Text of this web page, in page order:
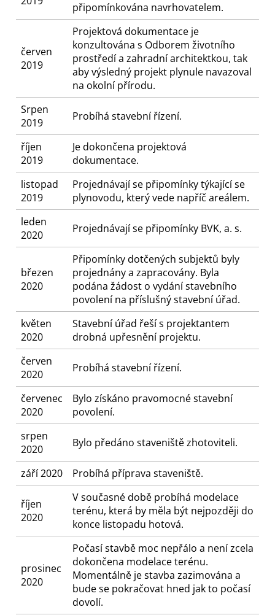
připomínkována navrhovatelem.
červen
2019
Projektová dokumentace je
konzultována s Odborem životního
prostředí a zahradní architektkou, tak
aby výsledný projekt plynule navazoval
na okolní přírodu.
Srpen
2019
Probíhá stavební řízení.
říjen
2019
Je dokončena projektová
dokumentace.
listopad
2019
Projednávají se připomínky týkající se
plynovodu, který vede napříč areálem.
leden
2020
Projednávají se připomínky BVK, a. s.
březen
2020
Připomínky dotčených subjektů byly
projednány a zapracovány. Byla
podána žádost o vydání stavebního
povolení na příslušný stavební úřad.
květen
2020
Stavební úřad řeší s projektantem
drobná upřesnění projektu.
červen
2020
Probíhá stavební řízení.
červenec
2020
Bylo získáno pravomocné stavební
povolení.
srpen
2020
Bylo předáno staveniště zhotoviteli.
září 2020 Probíhá příprava staveniště.
říjen
2020
V současné době probíhá modelace
terénu, která by měla být nejpozději do
konce listopadu hotová.
prosinec
2020
Počasí stavbě moc nepřálo a není zcela
dokončena modelace terénu.
Momentálně je stavba zazimována a
bude se pokračovat hned jak to počasí
dovolí.